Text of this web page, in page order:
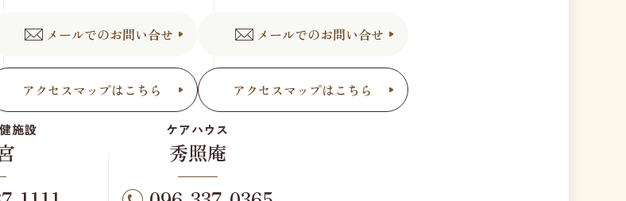
メールでのお問い合せ
アクセスマップはこちら
メールでのお問い合せ
アクセスマップはこちら
施設 ケアハウス
秀照庵